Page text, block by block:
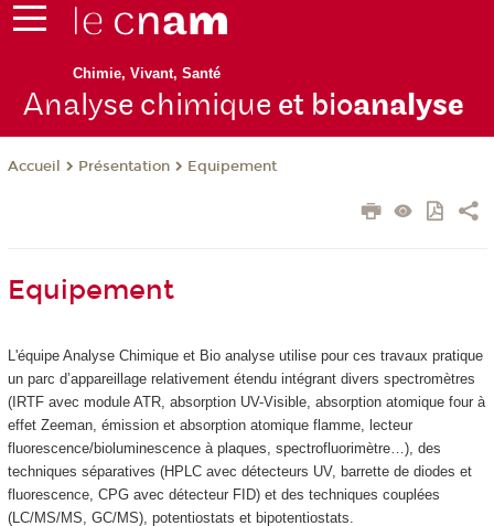
Chimie, Vivant, Santé
Analyse chimique et bioanalyse
Accueil Présentation Equipement
Equipement
L'équipe Analyse Chimique et Bio analyse utilise pour ces travaux pratique
un parc d’appareillage relativement étendu intégrant divers spectromètres
(IRTF avec module ATR, absorption UV-Visible, absorption atomique four à
effet Zeeman, émission et absorption atomique flamme, lecteur
fluorescence/bioluminescence à plaques, spectrofluorimètre…), des
techniques séparatives (HPLC avec détecteurs UV, barrette de diodes et
fluorescence, CPG avec détecteur FID) et des techniques couplées
(LC/MS/MS, GC/MS), potentiostats et bipotentiostats.